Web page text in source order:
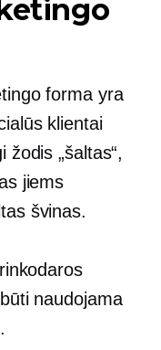
forma yra
klientai
„šaltas“,
jiems
švinas.
naudojama